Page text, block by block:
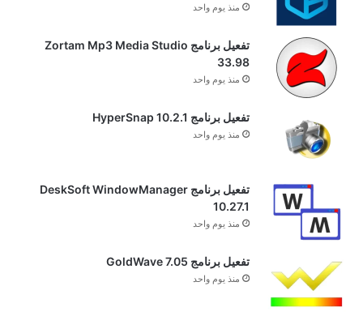
منذ يوم واحد
تفعيل برنامج Zortam Mp3 Media Studio
33.98
منذ يوم واحد
تفعيل برنامج HyperSnap 10.2.1
منذ يوم واحد
تفعيل برنامج DeskSoft WindowManager
10.27.1
منذ يوم واحد
تفعيل برنامج GoldWave 7.05
منذ يوم واحد